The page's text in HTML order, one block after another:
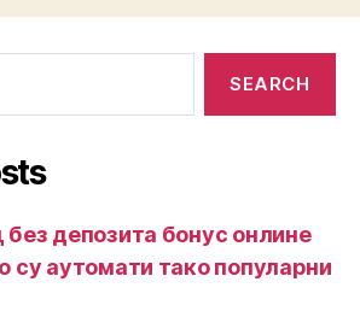
без депозита бонус онлине
су аутомати тако популарни